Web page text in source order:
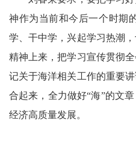
神作为当前和今后一个时期
学、干中学，兴起学习热潮
精神上来，把学习宣传贯彻
记关于海洋相关工作的重要
合起来，全力做好“海”的文
经济高质量发展。